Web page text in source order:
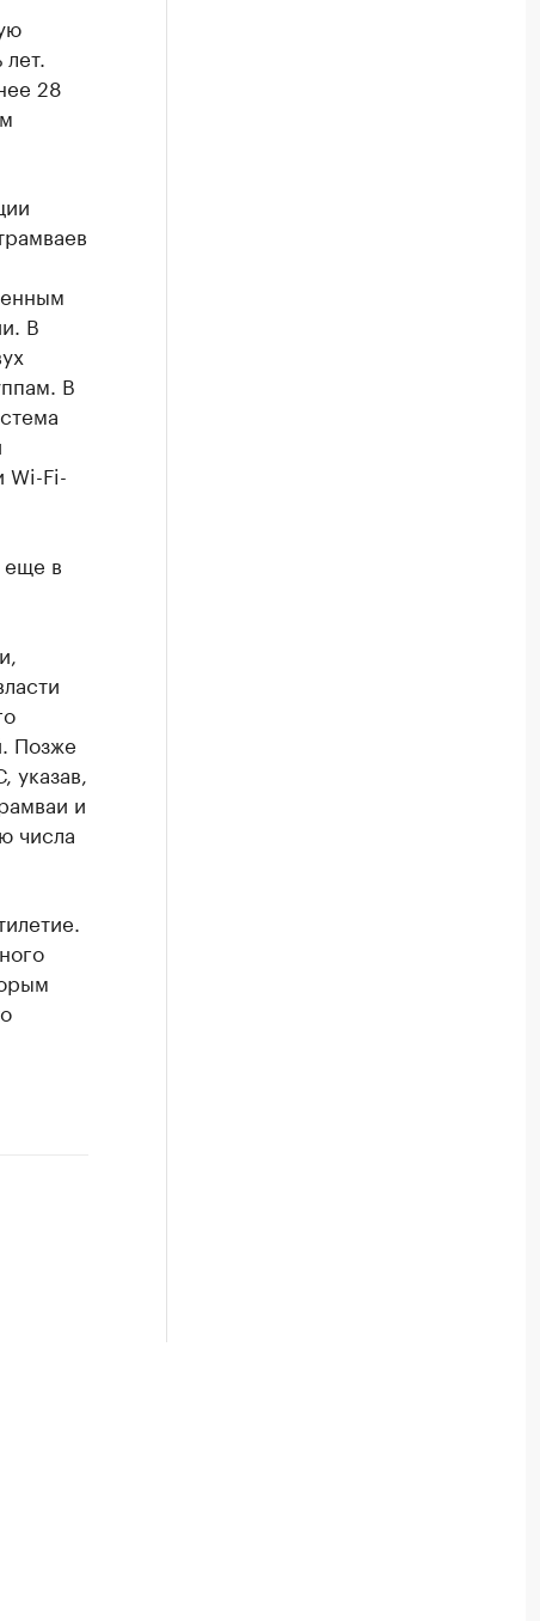
28
В
В
Wi-Fi-
еще в
Позже
и
числа